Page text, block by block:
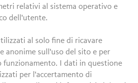
relativi al sistema operativo e
dell'utente.
al solo fine di ricavare
anonime sull'uso del sito e per
I dati in questione
per l'accertamento di